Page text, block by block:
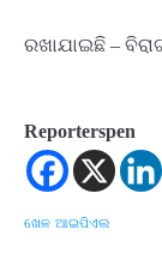
ରଖାଯାଇଛି –
Reporterspen
ଖେଳ ଆଇପିଏଲ